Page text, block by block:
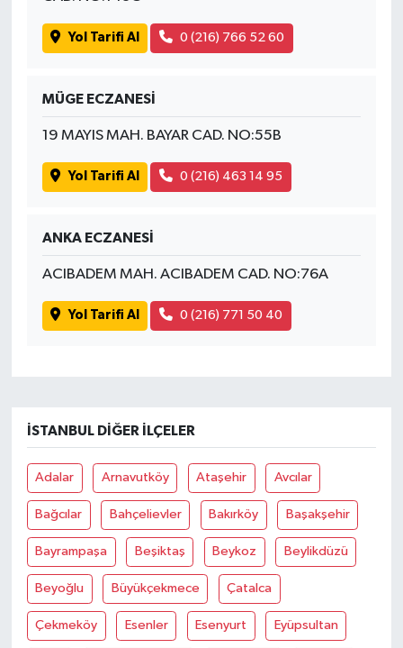
Yol Tarifi Al 0 (216) 766 52 60
MÜGE ECZANESİ
19 MAYIS MAH. BAYAR CAD. NO:55B
Yol Tarifi Al 0 (216) 463 14 95
ANKA ECZANESİ
ACIBADEM MAH. ACIBADEM CAD. NO:76A
Yol Tarifi Al 0 (216) 771 50 40
İSTANBUL DIĞER İLÇELER
Adalar Arnavutköy Ataşehir Avcılar
Bağcılar Bahçelievler Bakırköy Başakşehir
Bayrampaşa Beşiktaş Beykoz Beylikdüzü
Beyoğlu Büyükçekmece Çatalca
Çekmeköy Esenler Esenyurt Eyüpsultan